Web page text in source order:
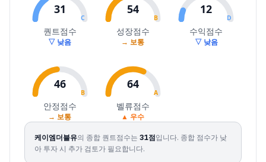
31
C
퀀트점수
▽ 낮음
54
B
성장점수
→ 보통
12
D
수익점수
▽ 낮음
46
B
안정점수
→ 보통
64
A
벨류점수
▲ 우수
케이엠더블유의 종합 퀀트점수는 31점입니다. 종합 점수가 낮
아 투자 시 추가 검토가 필요합니다.